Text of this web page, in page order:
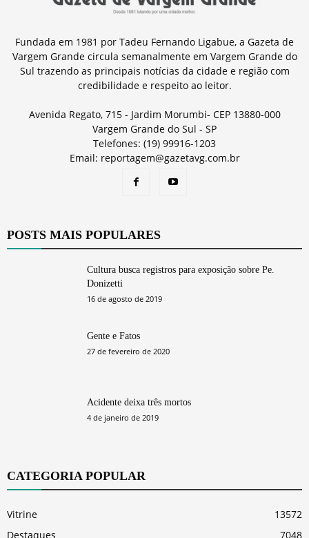
Fundada em 1981 por Tadeu Fernando Ligabue, a Gazeta de
Vargem Grande circula semanalmente em Vargem Grande do
Sul trazendo as principais notícias da cidade e região com
credibilidade e respeito ao leitor.
Avenida Regato, 715 - Jardim Morumbi- CEP 13880-000
Vargem Grande do Sul - SP
Telefones: (19) 99916-1203
Email: reportagem@gazetavg.com.br
POSTS MAIS POPULARES
Cultura busca registros para exposição sobre Pe.
Donizetti
16 de agosto de 2019
Gente e Fatos
27 de fevereiro de 2020
Acidente deixa três mortos
4 de janeiro de 2019
CATEGORIA POPULAR
Vitrine
13572
Destaques
7048